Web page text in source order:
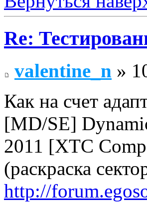
Re:
valentine_n »
Как на счет
[MD/SE]
2011 [XTC
(раскраска
http://